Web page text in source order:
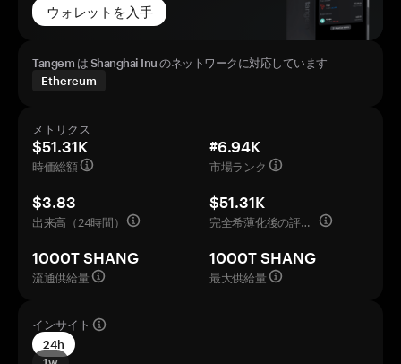
ウォレットを入手
Tangem は Shanghai Inu のネットワークに対応しています
Ethereum
メトリクス
$51.31K
時価総額
#6.94K
市場ランク
$3.83
出来高（24時間）
$51.31K
完全希薄化後の評価額
1000T SHANG
流通供給量
1000T SHANG
最大供給量
インサイト
24h